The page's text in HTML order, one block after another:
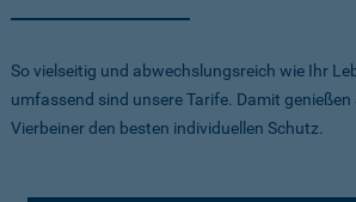
So vielseitig und abwechslungsreich wie Ihr
umfassend sind unsere Tarife. Damit
Vierbeiner den besten individuellen Schutz.